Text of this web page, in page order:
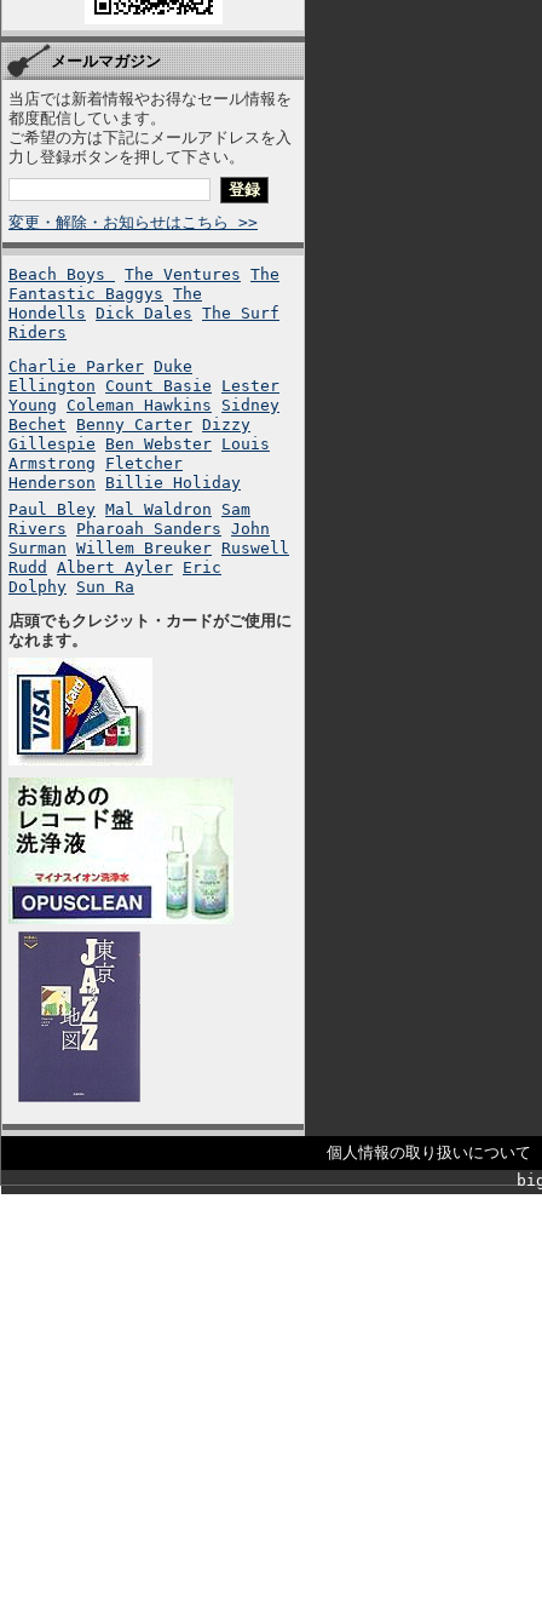
メールマガジン
当店では新着情報やお得なセール情報を
都度配信しています。
ご希望の方は下記にメールアドレスを入
力し登録ボタンを押して下さい。
変更・解除・お知らせはこちら >>
Beach Boys The Ventures The
Fantastic Baggys The
Hondells Dick Dales The Surf
Riders
Charlie Parker Duke
Ellington Count Basie
Lester
Young Coleman Hawkins
Sidney
Bechet
Benny Carter Dizzy
Gillespie
Ben Webster Louis
Armstrong
Fletcher
Henderson
Billie Holiday
Paul Bley Mal Waldron
Sam
Rivers
Pharoah Sanders John
Surman Willem Breuker Ruswell
Rudd
Albert Ayler Eric
Dolphy Sun Ra
店頭でもクレジット・カードがご使用に
なれます。
個人情報の取り扱いについて